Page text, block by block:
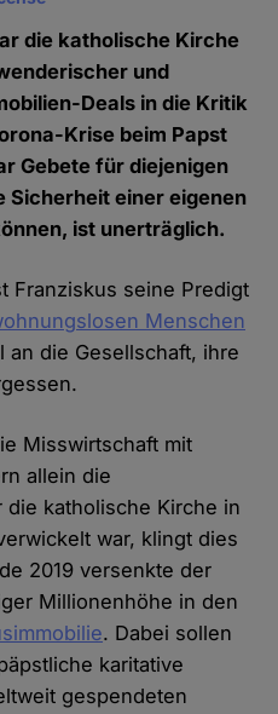
die katholische Kirche
und
Deals in die Kritik
Krise beim Papst
Gebete für diejenigen
Sicherheit einer eigenen
ist unerträglich.
Franziskus seine Predigt
Menschen
die Gesellschaft, ihre
Misswirtschaft mit
allein die
die katholische Kirche in
war, klingt dies
2019 versenkte der
Millionenhöhe in den
. Dabei sollen
karitative
gespendeten